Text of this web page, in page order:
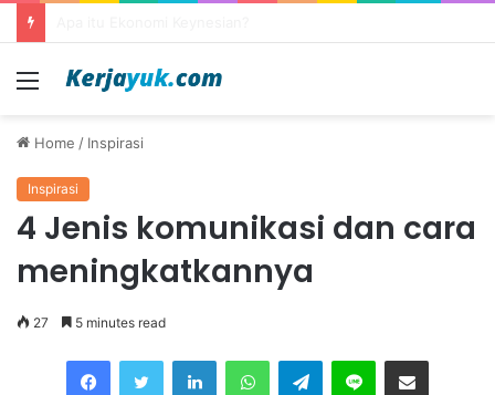
Menu
Home / Inspirasi
Inspirasi
4 Jenis komunikasi dan cara
meningkatkannya
27 5 minutes read
Telegram